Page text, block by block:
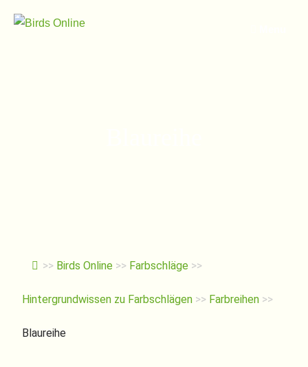
zum
>> Birds Online >> Farbschläge >>
Hintergrundwissen zu Farbschlägen >> Farbreihen >>
Blaureihe